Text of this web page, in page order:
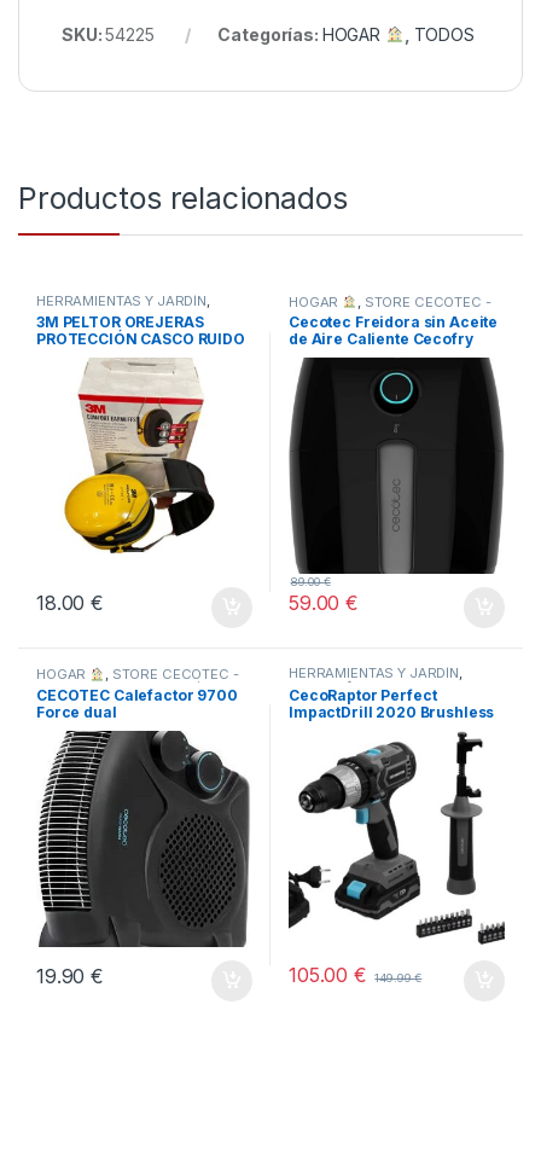
SKU:54225 Categorías: HOGAR TODOS
Productos relacionados
HERRAMIENTAS Y JARDÍN
TODOS
3M PELTOR OREJERAS
PROTECCIÓN CASCO RUIDO
-AMARILLO
18.00€
HOGAR
STORE CECOTEC -
DISTRIBUIDOR OFICIAL
,
TODOS
Cecotec Freidora sin Aceite
de Aire Caliente Cecofry
Compact Rapid
59.00€
89.00€
HOGAR , STORE CECOTEC -
DISTRIBUIDOR OFICIAL
,
TODOS
CECOTEC Calefactor 9700
Force dual
19.90€
HERRAMIENTAS Y JARDÍN,
HOGAR
,
STORE CECOTEC -
DISTRIBUIDOR OFICIAL
TODOS
CecoRaptor Perfect
ImpactDrill 2020 Brushless
105.00€ 149.99€